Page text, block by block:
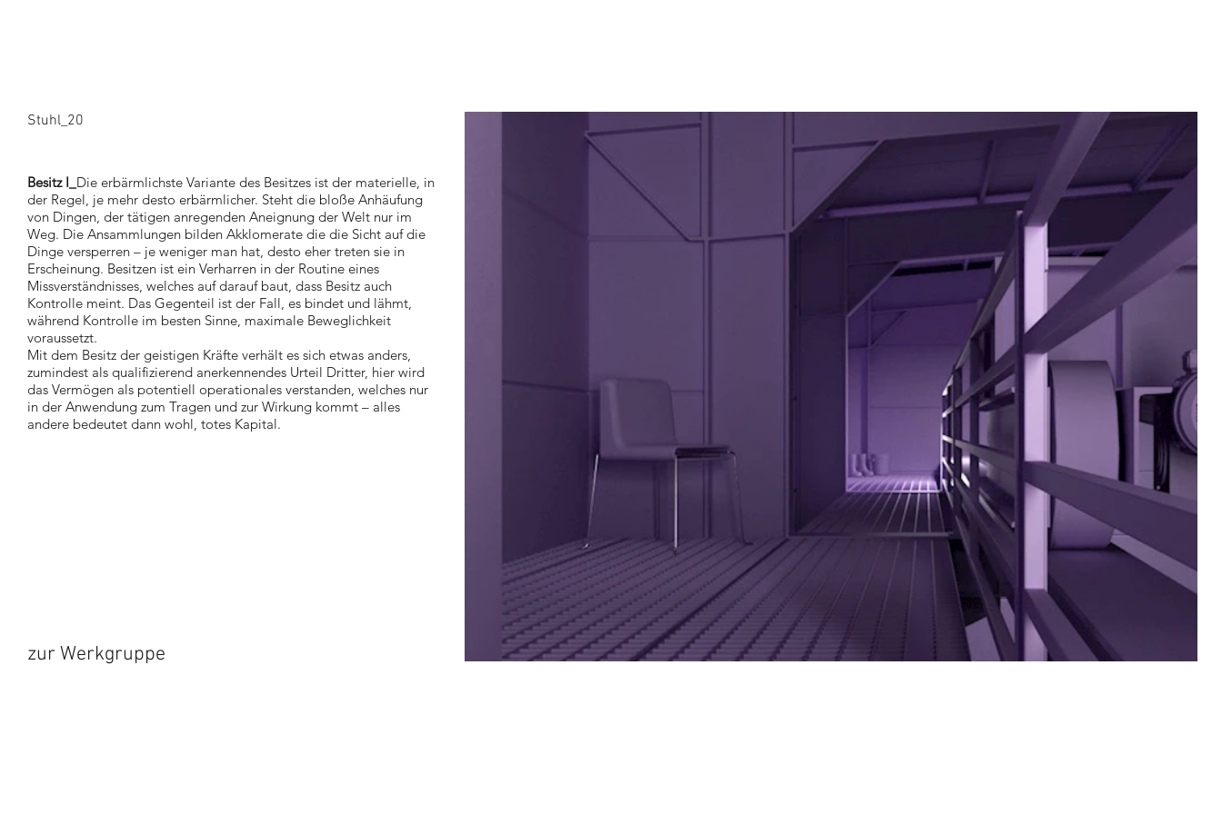
Besitz I_ Die erbärmlichste Variante des Besitzes ist der materielle, in
der Regel, je mehr desto erbärmlicher. Steht die bloße Anhäufung
von Dingen, der tätigen anregenden Aneignung der Welt nur im
Weg. Die Ansammlungen bilden Akklomerate die die Sicht auf die
Dinge versperren – je weniger man hat, desto eher treten sie in
Erscheinung. Besitzen ist ein Verharren in der Routine eines
Missverständnisses, welches auf darauf baut, dass Besitz auch
Kontrolle meint. Das Gegenteil ist der Fall, es bindet und lähmt,
während Kontrolle im besten Sinne, maximale Beweglichkeit
voraussetzt.
Mit dem Besitz der geistigen Kräfte verhält es sich etwas anders,
zumindest als qualifizierend anerkennendes Urteil Dritter, hier wird
das Vermögen als potentiell operationales verstanden, welches nur
in der Anwendung zum Tragen und zur Wirkung kommt – alles
andere bedeutet dann wohl, totes Kapital.
Stuhl_20
zur Werkgruppe